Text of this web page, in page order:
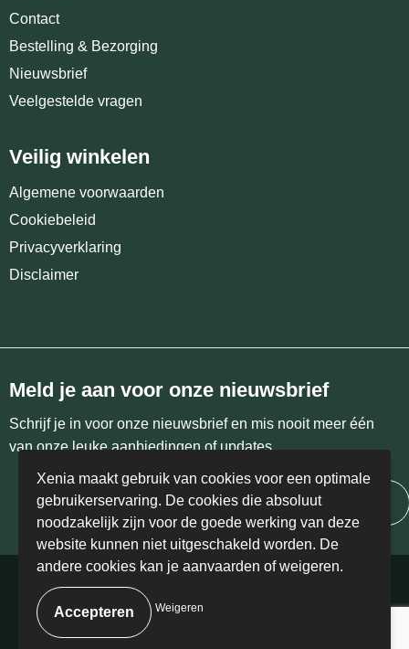
Contact
Bestelling & Bezorging
Nieuwsbrief
Veelgestelde vragen
Veilig winkelen
Algemene voorwaarden
Cookiebeleid
Privacyverklaring
Disclaimer
Meld je aan voor onze nieuwsbrief
Schrijf je in voor onze nieuwsbrief en mis nooit meer één
van onze leuke aanbiedingen of updates.
Inschrijven
© Copyright Xenia 2024 | BE 0458.405.766
Xenia maakt gebruik van cookies voor een optimale
gebruikerservaring. De cookies die absoluut
noodzakelijk zijn voor de goede werking van deze
website kunnen niet uitgeschakeld worden. De
andere cookies kan je aanvaarden of weigeren.
Weigeren